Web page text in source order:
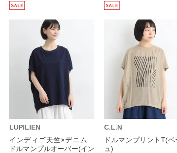
LUPILIEN
インディゴ天竺×デニム
ドルマンプルオーバー(イン
C.L.N
ドルマンプリントT(ベ
ュ)